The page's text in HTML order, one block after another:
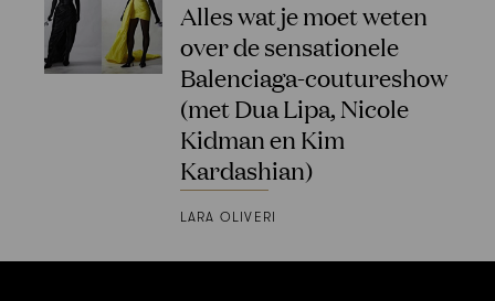
Alles wat je moet weten
over de sensationele
Balenciaga-coutureshow
(met Dua Lipa, Nicole
Kidman en Kim
Kardashian)
LARA OLIVERI